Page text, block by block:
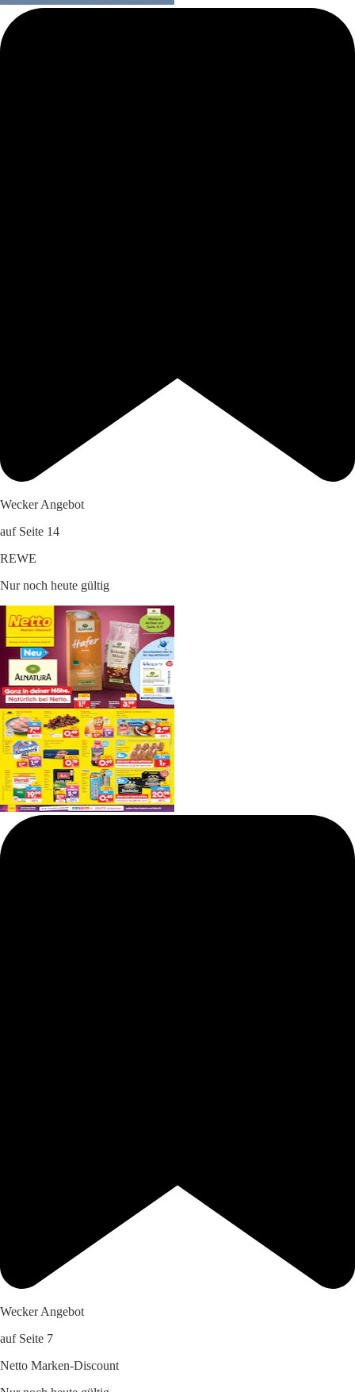
Wecker Angebot
auf Seite 14
REWE
Nur noch heute gültig
Wecker Angebot
auf Seite 7
Netto Marken-Discount